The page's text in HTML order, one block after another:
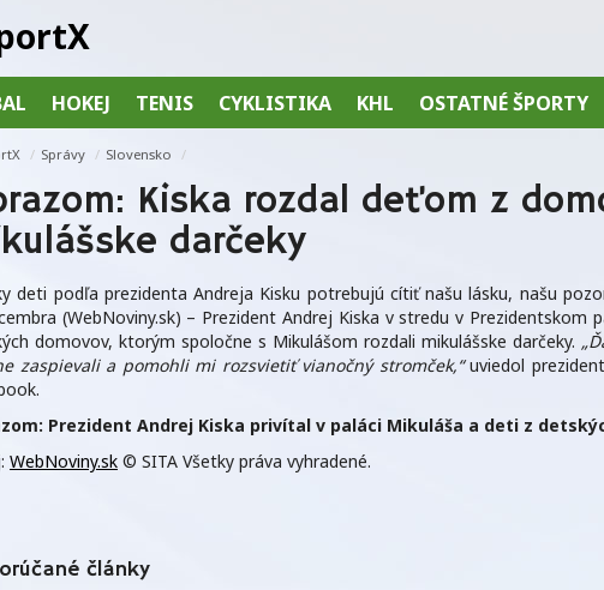
HOKEJ TENIS CYKLISTIKA KHL OSTATNÉ ŠPORTY
Správy Slovensko
Kiska rozdal deťom z
darčeky
deti podľa prezidenta Andreja Kisku potrebujú cítiť našu lásku, našu
(WebNoviny.sk) – Prezident Andrej Kiska v stredu v Prezidentskom
domovov, ktorým spoločne s Mikulášom rozdali mikulášske darčeky.
zaspievali a pomohli mi rozsvietiť vianočný stromček,“uviedol
Prezident Andrej Kiska privítal v paláci Mikuláša a deti z
WebNoviny.sk © SITA Všetky práva vyhradené.
články